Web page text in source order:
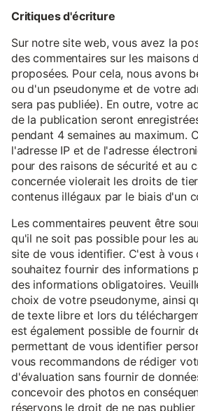
Critiques d'écriture
Sur notre site web, vous avez la
des commentaires sur les maisons
proposées. Pour cela, nous avons
ou d'un pseudonyme et de votre
sera pas publiée). En outre, votre
de la publication seront
pendant 4 semaines au maximum.
l'adresse IP et de l'adresse
pour des raisons de sécurité et au
concernée violerait les droits de
contenus illégaux par le biais d'un
Les commentaires peuvent être
qu'il ne soit pas possible pour les
site de vous identifier. C'est à vous
souhaitez fournir des informations
des informations obligatoires.
choix de votre pseudonyme, ainsi
de texte libre et lors du
est également possible de fournir
permettant de vous identifier
vous recommandons de rédiger
d'évaluation sans fournir de
concevoir des photos en
réservons le droit de ne pas